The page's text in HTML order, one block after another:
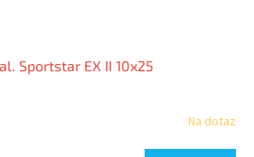
Sportstar EX II 10x25
Na dotaz